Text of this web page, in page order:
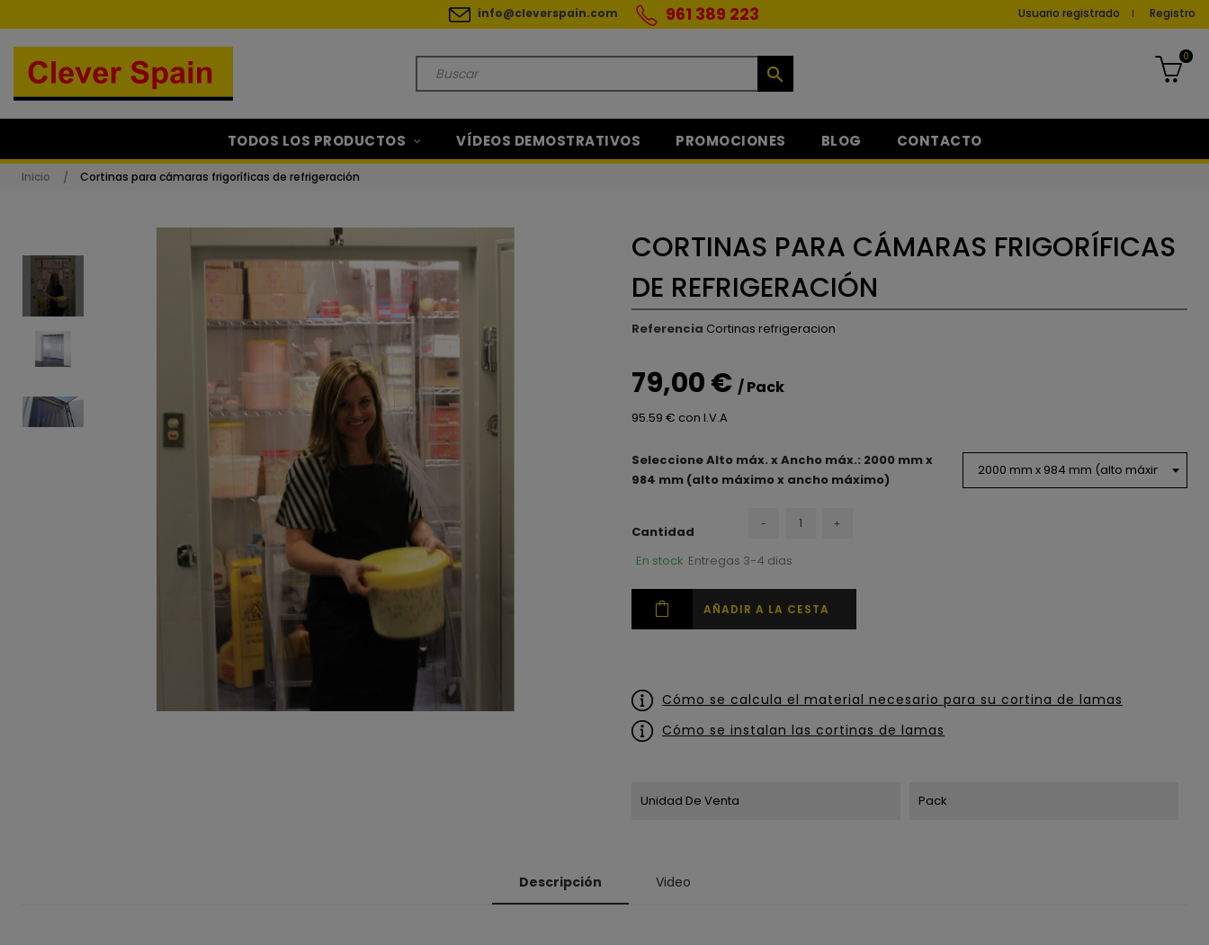
info@cleverspain.com 961 389 223 Usuario registrado Registro
search
0
TODOS LOS PRODUCTOS VÍDEOS DEMOSTRATIVOS PROMOCIONES BLOG CONTACTO
Inicio Cortinas para cámaras frigoríficas de refrigeración
CORTINAS PARA CÁMARAS FRIGORÍFICAS
DE REFRIGERACIÓN
Referencia Cortinas refrigeracion
79,00 € / Pack
95.59 € con I.V.A
Seleccione Alto máx. x Ancho máx.: 2000 mm x
984 mm (alto máximo x ancho máximo)
Cantidad - +
En stock Entregas 3-4 dias
AÑADIR A LA CESTA
Cómo se calcula el material necesario para su cortina de lamas
Cómo se instalan las cortinas de lamas
Unidad De Venta Pack
Descripción Video